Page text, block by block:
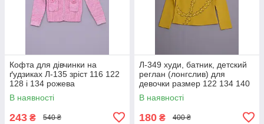
Кофта для дівчинки на
ґудзиках Л-135 зріст 116 122
128 і 134 рожева
В наявності
243 ₴ 540 ₴
Л-349 худи, батник, детский
реглан (лонгслив) для
девочки размер 122 134 140
желтый
В наявності
180 ₴ 400 ₴